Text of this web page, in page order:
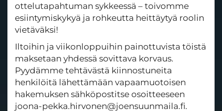
ottelutapahtuman sykkeessä – toivomme
esiintymiskykyä ja rohkeutta heittäytyä roolin
vietäväksi!
Iltoihin ja viikonloppuihin painottuvista töistä
maksetaan yhdessä sovittava korvaus.
Pyydämme tehtävästä kiinnostuneita
henkilöitä lähettämään vapaamuotoisen
hakemuksen sähköpostitse osoitteeseen
joona-pekka.hirvonen@joensuunmaila.fi.